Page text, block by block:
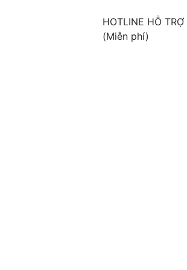
HOTLINE HỖ TRỢ
(Miễn phí)